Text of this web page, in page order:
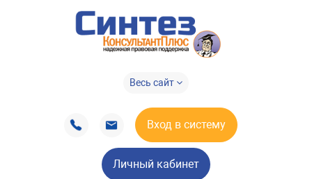
Весь сайт
Вход в систему
Личный кабинет